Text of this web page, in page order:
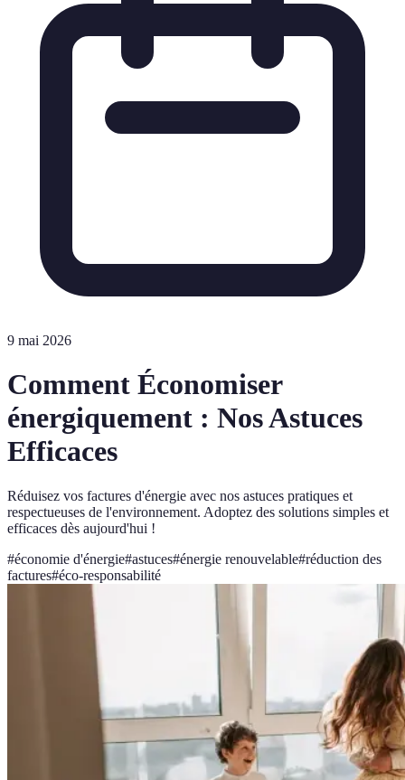
9 mai 2026
Comment Économiser
énergiquement : Nos Astuces
Efficaces
Réduisez vos factures d'énergie avec nos astuces pratiques et
respectueuses de l'environnement. Adoptez des solutions simples et
efficaces dès aujourd'hui !
#économie d'énergie#astuces#énergie renouvelable#réduction des
factures#éco-responsabilité